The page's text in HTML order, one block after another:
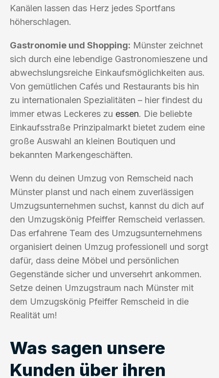
Kanälen lassen das Herz jedes Sportfans
höherschlagen.
Gastronomie und Shopping: Münster zeichnet
sich durch eine lebendige Gastronomieszene und
abwechslungsreiche Einkaufsmöglichkeiten aus.
Von gemütlichen Cafés und Restaurants bis hin
zu internationalen Spezialitäten – hier findest du
immer etwas Leckeres zu essen. Die beliebte
Einkaufsstraße Prinzipalmarkt bietet zudem eine
große Auswahl an kleinen Boutiquen und
bekannten Markengeschäften.
Wenn du deinen Umzug von Remscheid nach
Münster planst und nach einem zuverlässigen
Umzugsunternehmen suchst, kannst du dich auf
den Umzugskönig Pfeiffer Remscheid verlassen.
Das erfahrene Team des Umzugsunternehmens
organisiert deinen Umzug professionell und sorgt
dafür, dass deine Möbel und persönlichen
Gegenstände sicher und unversehrt ankommen.
Setze deinen Umzugstraum nach Münster mit
dem Umzugskönig Pfeiffer Remscheid in die
Realität um!
Was sagen unsere
Kunden über ihren